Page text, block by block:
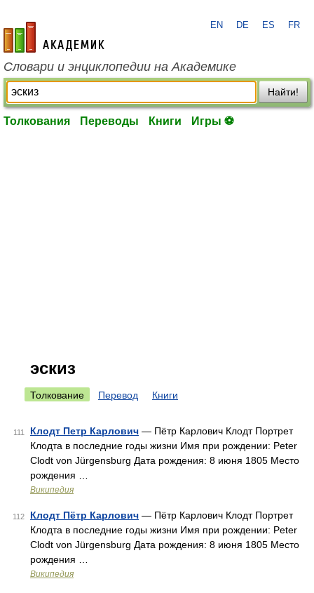
academic.ru
EN DE ES FR
Словари и энциклопедии на Академике
Найти!
Толкования Переводы Книги Игры ⚽
эскиз
Толкование Перевод Книги
111 Клодт Петр Карлович — Пётр Карлович Клодт Портрет
Клодта в последние годы жизни Имя при рождении: Peter
Clodt von Jürgensburg Дата рождения: 8 июня 1805 Место
рождения …
Википедия
112 Клодт Пётр Карлович — Пётр Карлович Клодт Портрет
Клодта в последние годы жизни Имя при рождении: Peter
Clodt von Jürgensburg Дата рождения: 8 июня 1805 Место
рождения …
Википедия